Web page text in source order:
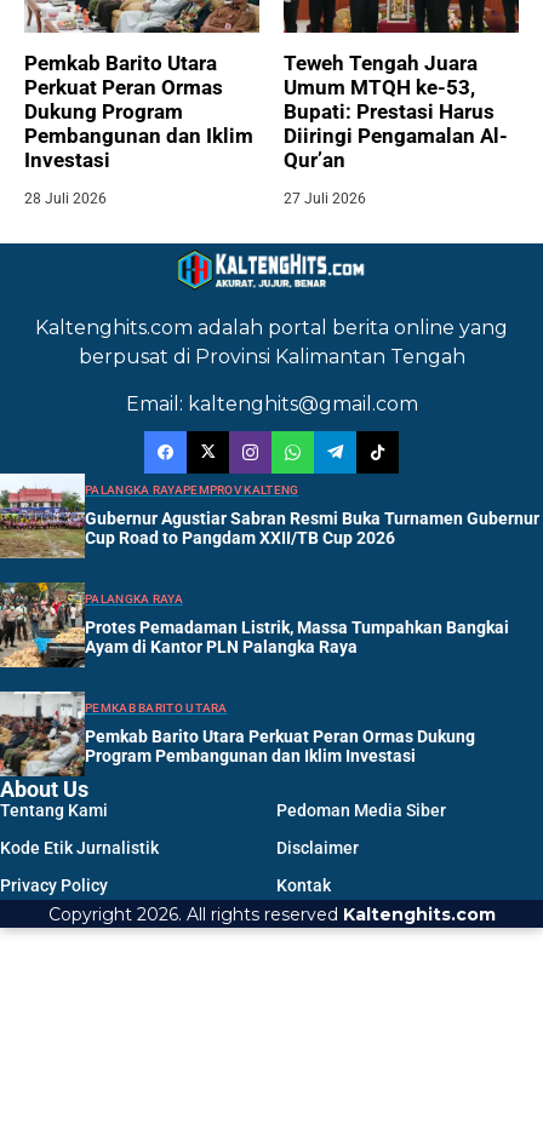
Pemkab Barito Utara
Perkuat Peran Ormas
Dukung Program
Pembangunan dan Iklim
Investasi
28 Juli 2026
Teweh Tengah Juara
Umum MTQH ke-53,
Bupati: Prestasi Harus
Diiringi Pengamalan Al-
Qur’an
27 Juli 2026
Kaltenghits.com adalah portal berita online yang
berpusat di Provinsi Kalimantan Tengah
Email: kaltenghits@gmail.com
PALANGKA RAYAPEMPROV KALTENG
Gubernur Agustiar Sabran Resmi Buka Turnamen Gubernur
Cup Road to Pangdam XXII/TB Cup 2026
PALANGKA RAYA
Protes Pemadaman Listrik, Massa Tumpahkan Bangkai
Ayam di Kantor PLN Palangka Raya
PEMKAB BARITO UTARA
Pemkab Barito Utara Perkuat Peran Ormas Dukung
Program Pembangunan dan Iklim Investasi
About Us
Tentang Kami
Pedoman Media Siber
Kode Etik Jurnalistik
Disclaimer
Privacy Policy
Kontak
Copyright 2026. All rights reserved Kaltenghits.com